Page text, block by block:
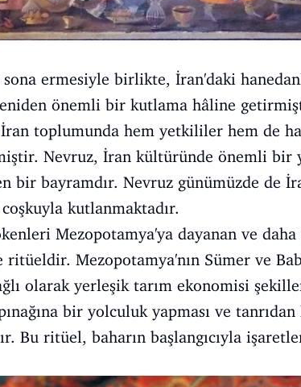
ermesiyle birlikte, İran'daki
önemli bir kutlama hâline
toplumunda hem yetkililer hem de
Nevruz, İran kültüründe önemli bir
bir bayramdır. Nevruz günümüzde de
kutlanmaktadır.
Mezopotamya'ya dayanan ve
ritüeldir. Mezopotamya'nın Sümer ve
olarak yerleşik tarım ekonomisi
bir yolculuk yapması ve
Bu ritüel, baharın başlangıcıyla